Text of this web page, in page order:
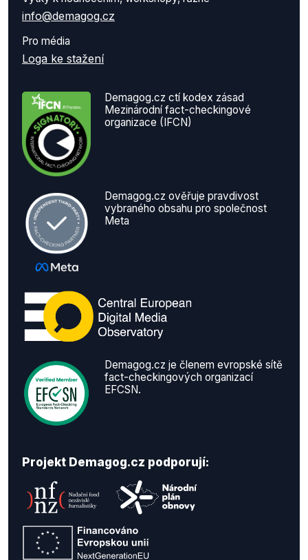
info@demagog.cz
Pro média
Loga ke stažení
Demagog.cz ctí kodex zásad
Mezinárodní fact-checkingové
organizace (IFCN)
Demagog.cz ověřuje pravdivost
vybraného obsahu pro společnost
Meta
Demagog.cz je členem evropské sítě
fact-checkingových organizací
EFCSN.
Projekt Demagog.cz podporují: